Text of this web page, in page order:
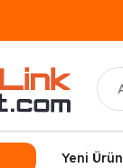
Ara
Yeni